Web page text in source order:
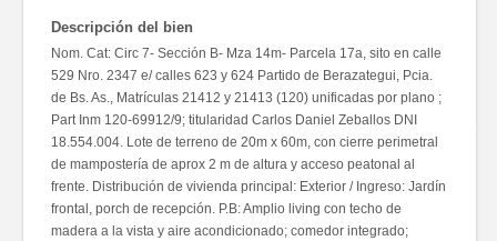
Descripción del bien
Nom. Cat: Circ 7- Sección B- Mza 14m- Parcela 17a, sito en calle
529 Nro. 2347 e/ calles 623 y 624 Partido de Berazategui, Pcia.
de Bs. As., Matrículas 21412 y 21413 (120) unificadas por plano ;
Part Inm 120-69912/9; titularidad Carlos Daniel Zeballos DNI
18.554.004. Lote de terreno de 20m x 60m, con cierre perimetral
de mampostería de aprox 2 m de altura y acceso peatonal al
frente. Distribución de vivienda principal: Exterior / Ingreso: Jardín
frontal, porch de recepción. P.B: Amplio living con techo de
madera a la vista y aire acondicionado; comedor integrado;